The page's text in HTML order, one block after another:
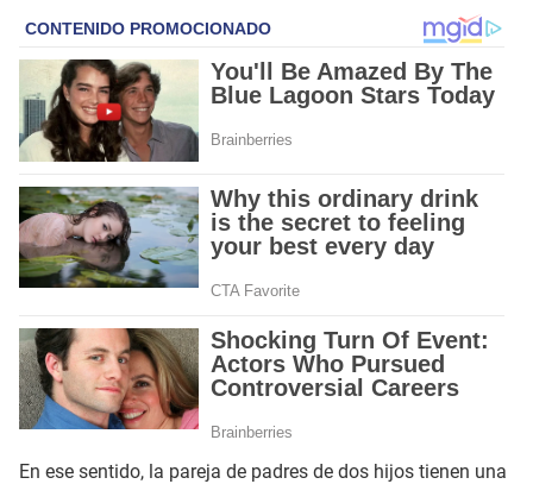
En ese sentido, la pareja de padres de dos hijos tienen una